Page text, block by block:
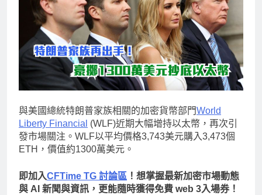
與美國總統特朗普家族相關的加密貨幣部門World
Liberty Financial (WLF)近期大幅增持以太幣，再次引
發市場關注。WLF以平均價格3,743美元購入3,473個
ETH，價值約1300萬美元。
即加入CFTime TG 討論區 ！想掌握最新加密市場動態
與 AI 新聞與資訊，更能隨時獲得免費 web 3入場券！